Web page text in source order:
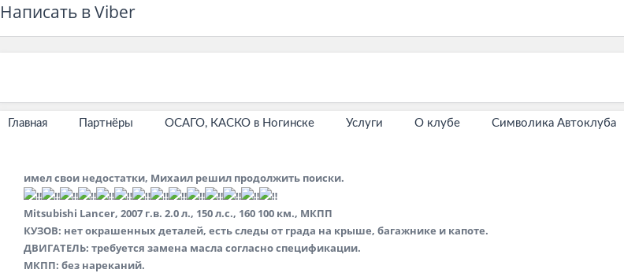
Написать в Viber
Главная Партнёры ОСАГО, КАСКО в Ногинске Услуги О клубе Символика Автоклуба
имел свои недостатки, Михаил решил продолжить поиски.
Mitsubishi Lancer, 2007 г.в. 2.0 л., 150 л.с., 160 100 км., MКПП
КУЗОВ: нет окрашенных деталей, есть следы от града на крыше, багажнике и капоте.
ДВИГАТЕЛЬ: требуется замена масла согласно спецификации.
МКПП: без нареканий.